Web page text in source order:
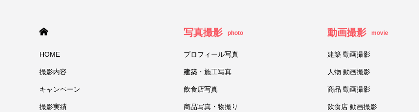
HOME
撮影内容
キャンペーン
撮影実績
写真撮影 photo
プロフィール写真
建築・施工写真
飲食店写真
商品写真・物撮り
動画撮影 movie
建築 動画撮影
人物 動画撮影
商品 動画撮影
飲食店 動画撮影